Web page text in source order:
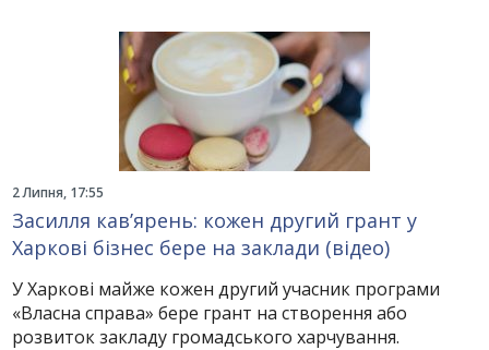
2 Липня, 17:55
Засилля кав’ярень: кожен другий грант у
Харкові бізнес бере на заклади (відео)
У Харкові майже кожен другий учасник програми
«Власна справа» бере грант на створення або
розвиток закладу громадського харчування.